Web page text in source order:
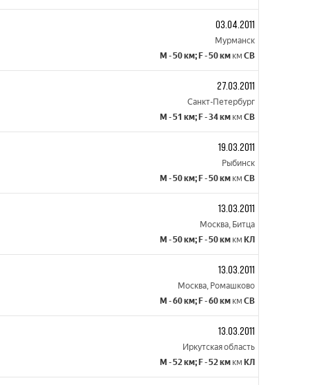
03.04.2011
Мурманск
M - 50 км; F - 50 км км СВ
27.03.2011
Санкт-Петербург
M - 51 км; F - 34 км км СВ
19.03.2011
Рыбинск
M - 50 км; F - 50 км км СВ
13.03.2011
Москва, Битца
M - 50 км; F - 50 км км КЛ
13.03.2011
Москва, Ромашково
M - 60 км; F - 60 км км СВ
13.03.2011
Иркутская область
M - 52 км; F - 52 км км КЛ